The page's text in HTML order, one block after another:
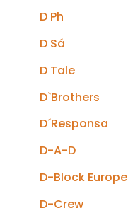
D Ph
D Sá
D Tale
D`Brothers
D´Responsa
D-A-D
D-Block Europe
D-Crew